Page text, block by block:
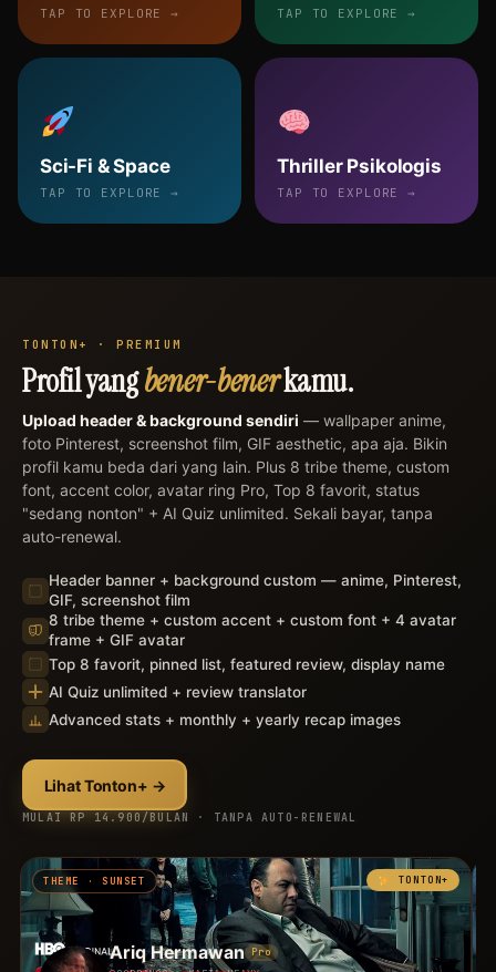
TAP TO EXPLORE → TAP TO EXPLORE →
Sci-Fi & Space
TAP TO EXPLORE →
Thriller Psikologis
TAP TO EXPLORE →
×
TONTON+ · PREMIUM
Profil yangbener-benerkamu.
Upload header & background sendiri — wallpaper anime,
foto Pinterest, screenshot film, GIF aesthetic, apa aja. Bikin
profil kamu beda dari yang lain. Plus 8 tribe theme, custom
font, accent color, avatar ring Pro, Top 8 favorit, status
"sedang nonton" + AI Quiz unlimited. Sekali bayar, tanpa
auto-renewal.
Header banner + background custom — anime, Pinterest,
GIF, screenshot film
8 tribe theme + custom accent + custom font + 4 avatar
frame + GIF avatar
Top 8 favorit, pinned list, featured review, display name
AI Quiz unlimited + review translator
Advanced stats + monthly + yearly recap images
Lihat Tonton+ →
MULAI RP 14.900/BULAN · TANPA AUTO-RENEWAL
THEME · SUNSET TONTON+
Ariq Hermawan
Pro